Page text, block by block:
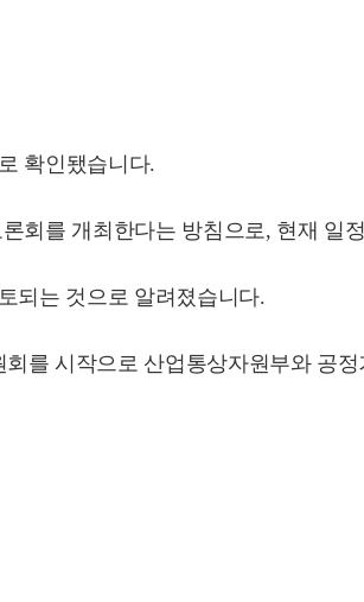
확인됐습니다.
회를 개최한다는 방침으로, 현재 일
되는 것으로 알려졌습니다.
를 시작으로 산업통상자원부와 공